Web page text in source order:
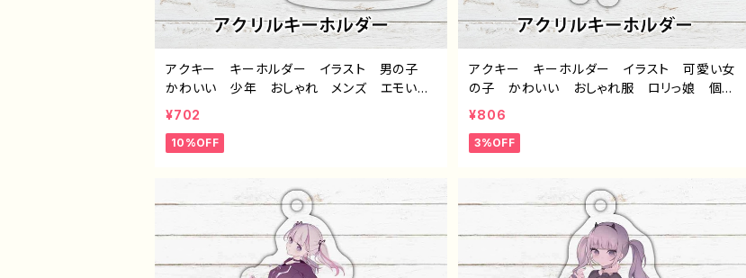
アクキー キーホルダー イラスト 男の子
かわいい 少年 おしゃれ メンズ エモい
個性的 おすすめ 人気 イラストレーター
グッズ タイトル：んごミック ちびきゃら パター
¥702
10%OFF
アクキー キーホルダー イラスト 可愛い女
の子 かわいい おしゃれ服 ロリっ娘 個性
的 おすすめ ミニキャラ ツインテール ロ
ー クリエイター 絵師 オリジナル デザイ
¥806
3%OFF